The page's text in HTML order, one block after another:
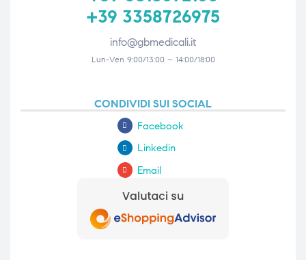
+39 3358726975
info@gbmedicali.it
Lun-Ven 9:00/13:00 – 14:00/18:00
CONDIVIDI SUI SOCIAL
Facebook
Linkedin
Email